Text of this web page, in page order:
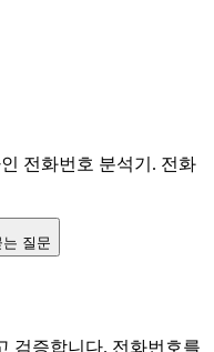
전화번호 분석기. 전화
질문
검증합니다. 전화번호를